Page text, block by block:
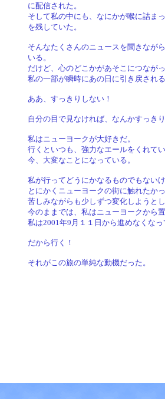
に配信された。
そして私の中にも、なにかが喉に詰ま
を残していた。
そんなたくさんのニュースを聞きなが
いる。
だけど、心のどこかがあそこにつなが
私の一部が瞬時にあの日に引き戻され
ああ、すっきりしない！
自分の目で見なければ、なんかすっき
私はニューヨークが大好きだ。
行くといつも、強力なエールをくれて
今、大変なことになっている。
私が行ってどうにかなるものでもない
とにかくニューヨークの街に触れたか
苦しみながらも少しずつ変化しようと
今のままでは、私はニューヨークから
私は2001年9月１１日から進めなくな
だから行く！
それがこの旅の単純な動機だった。